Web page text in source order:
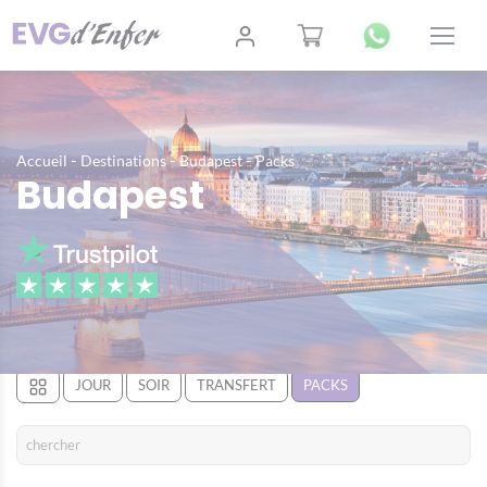
Accueil -Destinations-Budapest-Packs
Budapest
JOUR SOIR TRANSFERT PACKS